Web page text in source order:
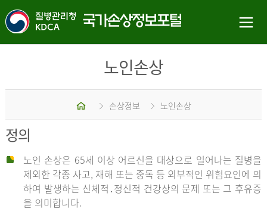
노인손상
홈 손상정보 노인손상
정의
노인 손상은 65세 이상 어르신을 대상으로 일어나는 질병을
제외한 각종 사고, 재해 또는 중독 등 외부적인 위험요인에 의
하여 발생하는 신체적․정신적 건강상의 문제 또는 그 후유증
을 의미합니다.